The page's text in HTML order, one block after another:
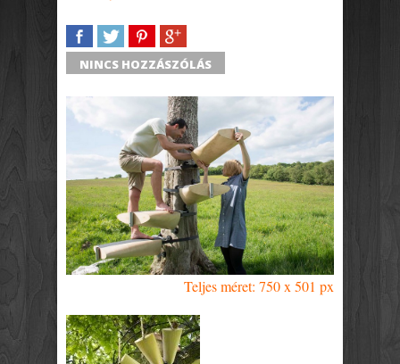
SHARETWEETSHARESHARE
NINCS HOZZÁSZÓLÁS
Teljes méret: 750 x 501 px